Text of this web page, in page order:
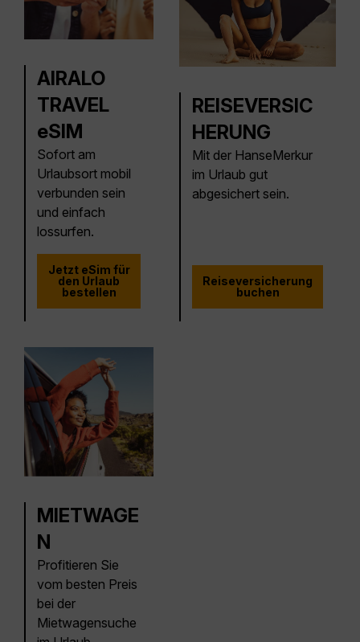
AIRALO
TRAVEL
eSIM
Sofort am
Urlaubsort mobil
verbunden sein
und einfach
lossurfen.
Jetzt eSim für
den Urlaub
bestellen
REISEVERSIC
HERUNG
Mit der HanseMerkur
im Urlaub gut
abgesichert sein.
Reiseversicherung
buchen
MIETWAGE
N
Profitieren Sie
vom besten Preis
bei der
Mietwagensuche